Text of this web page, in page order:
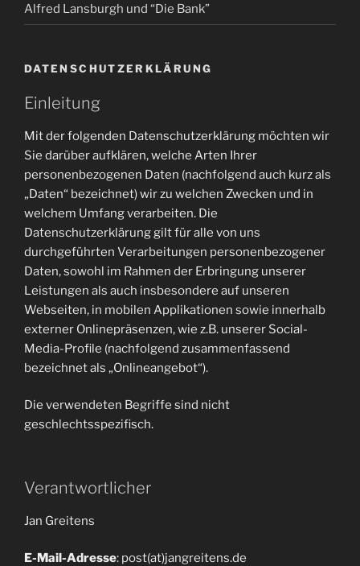
Alfred Lansburgh und “Die Bank”
DATENSCHUTZERKLÄRUNG
Einleitung
Mit der folgenden Datenschutzerklärung möchten wir
Sie darüber aufklären, welche Arten Ihrer
personenbezogenen Daten (nachfolgend auch kurz als
„Daten“ bezeichnet) wir zu welchen Zwecken und in
welchem Umfang verarbeiten. Die
Datenschutzerklärung gilt für alle von uns
durchgeführten Verarbeitungen personenbezogener
Daten, sowohl im Rahmen der Erbringung unserer
Leistungen als auch insbesondere auf unseren
Webseiten, in mobilen Applikationen sowie innerhalb
externer Onlinepräsenzen, wie z.B. unserer Social-
Media-Profile (nachfolgend zusammenfassend
bezeichnet als „Onlineangebot“).
Die verwendeten Begriffe sind nicht
geschlechtsspezifisch.
Verantwortlicher
Jan Greitens
E-Mail-Adresse: post(at)jangreitens.de